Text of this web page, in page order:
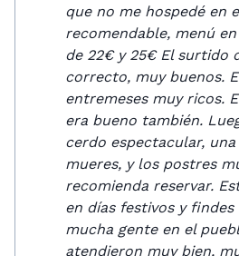
que no me hospedé en
recomendable, menú
de 22€ y 25€ El surtido
correcto, muy buenos.
entremeses muy ricos.
era bueno también.
cerdo espectacular,
mueres, y los postres
recomienda reservar.
en días festivos y findes
mucha gente en el
atendieron muy bien,